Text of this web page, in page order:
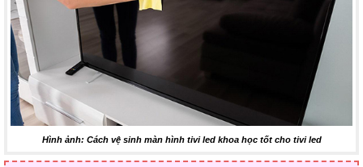
Hình ảnh: Cách vệ sinh màn hình tivi led khoa học tốt cho tivi led